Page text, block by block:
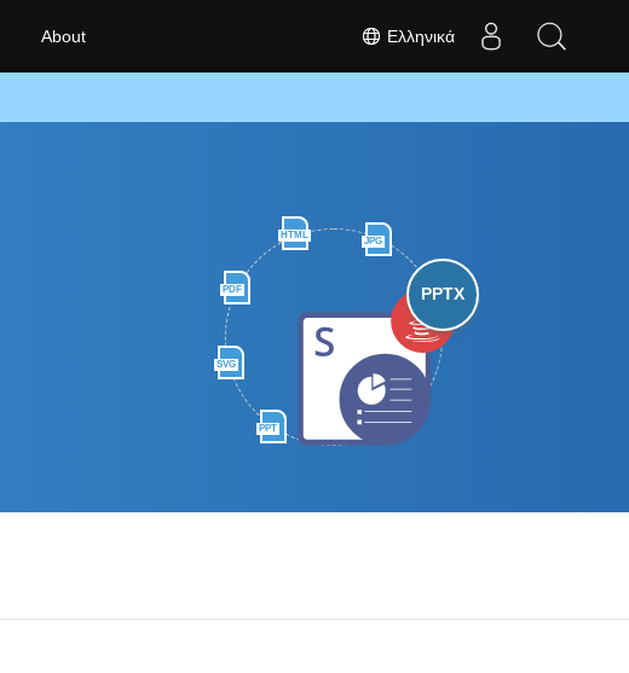
Ελληνικά
About
HTML
JPG
PDF
SVG
PPT
PPTX